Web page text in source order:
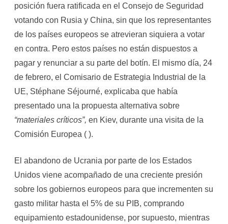
posición fuera ratificada en el Consejo de Seguridad
votando con Rusia y China, sin que los representantes
de los países europeos se atrevieran siquiera a votar
en contra. Pero estos países no están dispuestos a
pagar y renunciar a su parte del botín. El mismo día, 24
de febrero, el Comisario de Estrategia Industrial de la
UE, Stéphane Séjourné, explicaba que había
presentado una la propuesta alternativa sobre
“materiales críticos”, en Kiev, durante una visita de la
Comisión Europea ( ).
El abandono de Ucrania por parte de los Estados
Unidos viene acompañado de una creciente presión
sobre los gobiernos europeos para que incrementen su
gasto militar hasta el 5% de su PIB, comprando
equipamiento estadounidense, por supuesto, mientras